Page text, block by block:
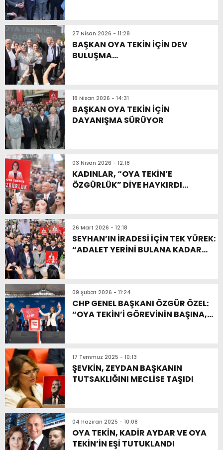
27 Nisan 2026 - 11:28
BAŞKAN OYA TEKİN İÇİN DEV
BULUŞMA…
18 Nisan 2026 - 14:31
BAŞKAN OYA TEKİN İÇİN
DAYANIŞMA SÜRÜYOR
03 Nisan 2026 - 12:18
KADINLAR, “OYA TEKİN’E
ÖZGÜRLÜK” DİYE HAYKIRDI…
26 Mart 2026 - 12:18
SEYHAN’IN İRADESİ İÇİN TEK YÜREK:
“ADALET YERİNİ BULANA KADAR
09 Şubat 2026 - 11:24
CHP GENEL BAŞKANI ÖZGÜR ÖZEL:
“OYA TEKİN’İ GÖREVİNİN BAŞINA,
17 Temmuz 2025 - 10:13
ŞEVKİN, ZEYDAN BAŞKANIN
TUTSAKLIĞINI MECLİSE TAŞIDI
04 Haziran 2025 - 10:08
OYA TEKİN, KADİR AYDAR VE OYA
TEKİN’İN EŞİ TUTUKLANDI